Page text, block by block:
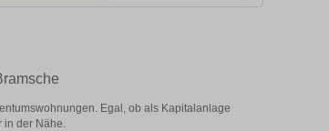
Egal, ob als Kapitalanlage
der Nähe.